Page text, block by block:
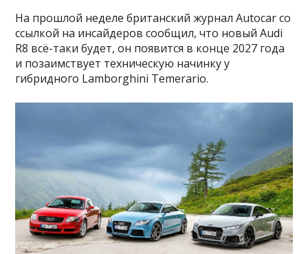
На прошлой неделе британский журнал Autocar со
ссылкой на инсайдеров сообщил, что новый Audi
R8 всё-таки будет, он появится в конце 2027 года
и позаимствует техническую начинку у
гибридного Lamborghini Temerario.